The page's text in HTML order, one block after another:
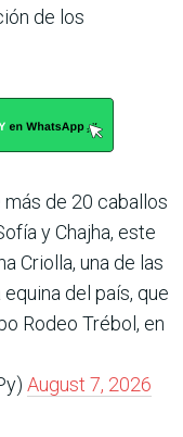
de los
de 20 caballos
y Chajha, este
Criolla, una de las
del país, que
Rodeo Trébol, en
August 7, 2026